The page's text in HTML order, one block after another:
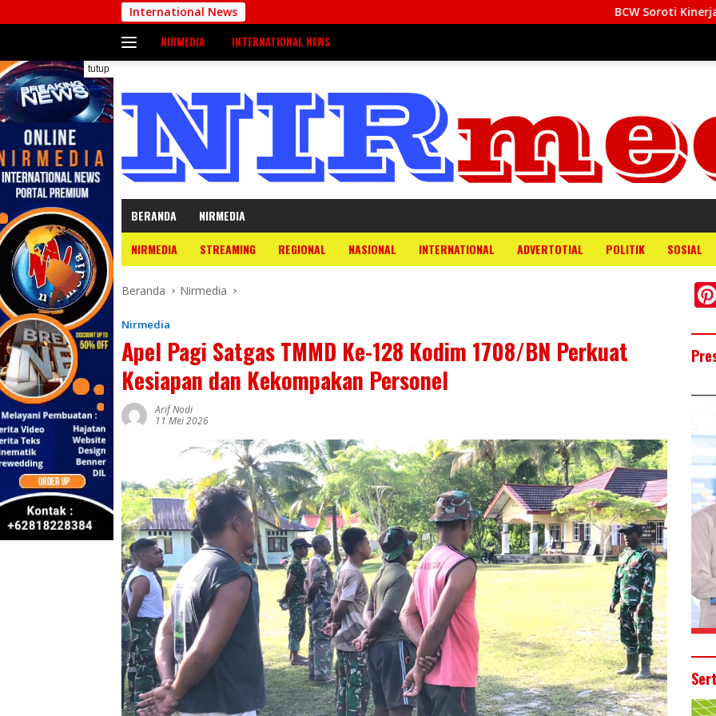
ke
International News BCW Soroti Kinerja Kejati Bali, Desak Aspidsus
NIRMEDIA INTERNATIONAL NEWS
tutup
BERANDA
NIRMEDIA
NIRMEDIA
STREAMING REGIONAL NASIONAL INTERNATIONAL ADVERTOTIAL POLITIK SOSIAL
Beranda Nirmedia
Nirmedia
Apel Pagi Satgas TMMD Ke-128 Kodim 1708/BN Perkuat
Kesiapan dan Kekompakan Personel
Arif Nodi
11 Mei 2026